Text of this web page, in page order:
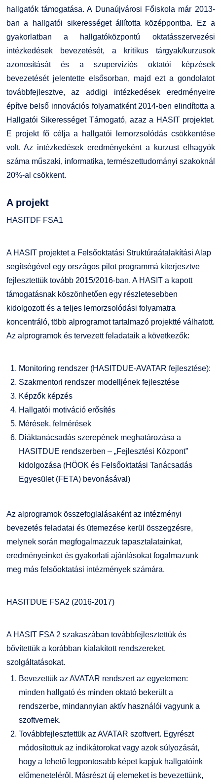
hallgatók támogatása. A Dunaújvárosi Főiskola már 2013-
ban a hallgatói sikerességet állította középpontba. Ez a
gyakorlatban a hallgatóközpontú oktatásszervezési
intézkedések bevezetését, a kritikus tárgyak/kurzusok
azonosítását és a szupervíziós oktatói képzések
bevezetését jelentette elsősorban, majd ezt a gondolatot
továbbfejlesztve, az addigi intézkedések eredményeire
építve belső innovációs folyamatként 2014-ben elindította a
Hallgatói Sikerességet Támogató, azaz a HASIT projektet.
E projekt fő célja a hallgatói lemorzsolódás csökkentése
volt. Az intézkedések eredményeként a kurzust elhagyók
száma műszaki, informatika, természettudományi szakoknál
20%-al csökkent.
A projekt
HASITDF FSA1
A HASIT projektet a Felsőoktatási Struktúraátalakítási Alap
segítségével egy országos pilot programmá kiterjesztve
fejlesztettük tovább 2015/2016-ban. A HASIT a kapott
támogatásnak köszönhetően egy részletesebben
kidolgozott és a teljes lemorzsolódási folyamatra
koncentráló, több alprogramot tartalmazó projektté válhatott.
Az alprogramok és tervezett feladataik a következők:
Monitoring rendszer (HASITDUE-AVATAR fejlesztése):
Szakmentori rendszer modelljének fejlesztése
Képzők képzés
Hallgatói motiváció erősítés
Mérések, felmérések
Diáktanácsadás szerepének meghatározása a
HASITDUE rendszerben – „Fejlesztési Központ”
kidolgozása (HÖOK és Felsőoktatási Tanácsadás
Egyesület (FETA) bevonásával)
Az alprogramok összefoglalásaként az intézményi
bevezetés feladatai és ütemezése kerül összegzésre,
melynek során megfogalmazzuk tapasztalatainkat,
eredményeinket és gyakorlati ajánlásokat fogalmazunk
meg más felsőoktatási intézmények számára.
HASITDUE FSA2 (2016-2017)
A HASIT FSA 2 szakaszában továbbfejlesztettük és
bővítettük a korábban kialakított rendszereket,
szolgáltatásokat.
Bevezettük az AVATAR rendszert az egyetemen:
minden hallgató és minden oktató bekerült a
rendszerbe, mindannyian aktív használói vagyunk a
szoftvernek.
Továbbfejlesztettük az AVATAR szoftvert. Egyrészt
módosítottuk az indikátorokat vagy azok súlyozását,
hogy a lehető legpontosabb képet kapjuk hallgatóink
előmeneteléről. Másrészt új elemeket is bevezettünk,